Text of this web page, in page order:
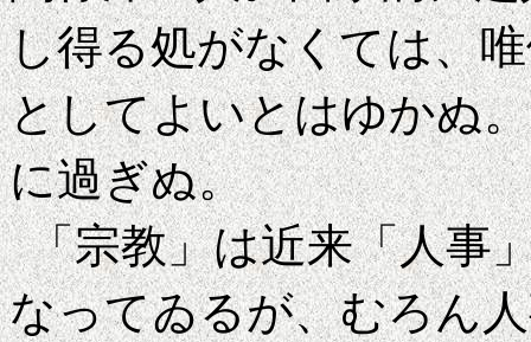
し得る処がなくては、
としてよいとはゆかぬ
に過ぎぬ。
「宗教」は近来「人事
なってゐるが、むろん